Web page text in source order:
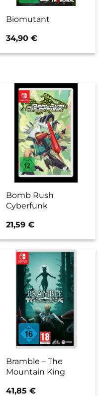
Biomutant
34,90€
Bomb Rush
Cyberfunk
21,59€
Bramble – The
Mountain King
41,85€